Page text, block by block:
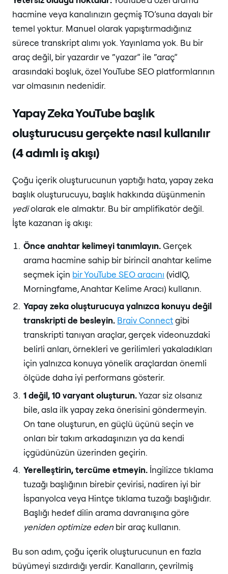
hacmine veya kanalınızın geçmiş TO’suna dayalı bir
temel yoktur. Manuel olarak yapıştırmadığınız
sürece transkript alımı yok. Yayınlama yok. Bu bir
araç değil, bir yazardır ve “yazar” ile “araç”
arasındaki boşluk, özel YouTube SEO platformlarının
var olmasının nedenidir.
Yapay Zeka YouTube başlık
oluşturucusu gerçekte nasıl kullanılır
(4 adımlı iş akışı)
Çoğu içerik oluşturucunun yaptığı hata, yapay zeka
başlık oluşturucuyu, başlık hakkında düşünmenin
yediolarak ele almaktır. Bu bir amplifikatör değil.
İşte kazanan iş akışı:
Önce anahtar kelimeyi tanımlayın.Gerçek
arama hacmine sahip bir birincil anahtar kelime
seçmek için bir YouTube SEO aracını (vidIQ,
Morningfame, Anahtar Kelime Aracı) kullanın.
Yapay zeka oluşturucuya yalnızca konuyu değil
transkripti de besleyin. Braiv Connectgibi
transkripti tanıyan araçlar, gerçek videonuzdaki
belirli anları, örnekleri ve gerilimleri yakaladıkları
için yalnızca konuya yönelik araçlardan önemli
ölçüde daha iyi performans gösterir.
1 değil, 10 varyant oluşturun.Yazar siz olsanız
bile, asla ilk yapay zeka önerisini göndermeyin.
On tane oluşturun, en güçlü üçünü seçin ve
onları bir takım arkadaşınızın ya da kendi
içgüdünüzün üzerinden geçirin.
Yerelleştirin, tercüme etmeyin. İngilizce tıklama
tuzağı başlığının birebir çevirisi, nadiren iyi bir
İspanyolca veya Hintçe tıklama tuzağı başlığıdır.
Başlığı hedef dilin arama davranışına göre
yeniden optimize edenbir araç kullanın.
Bu son adım, çoğu içerik oluşturucunun en fazla
büyümeyi sızdırdığı yerdir. Kanalların, çevrilmiş